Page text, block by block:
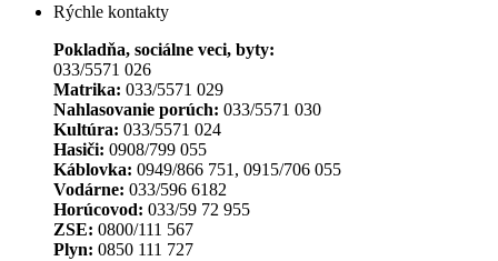
Rýchle kontakty
Pokladňa, sociálne veci, byty:
033/5571 026
Matrika: 033/5571 029
Nahlasovanie porúch: 033/5571 030
Kultúra: 033/5571 024
Hasiči: 0908/799 055
Káblovka: 0949/866 751, 0915/706 055
Vodárne: 033/596 6182
Horúcovod: 033/59 72 955
ZSE: 0800/111 567
Plyn: 0850 111 727